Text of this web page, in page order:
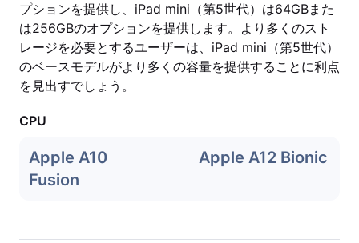
プションを提供し、iPad mini（第5世代）は64GBまた
は256GBのオプションを提供します。より多くのスト
レージを必要とするユーザーは、iPad mini（第5世代）
のベースモデルがより多くの容量を提供することに利点
を見出すでしょう。
CPU
Apple A10
Fusion
Apple A12 Bionic